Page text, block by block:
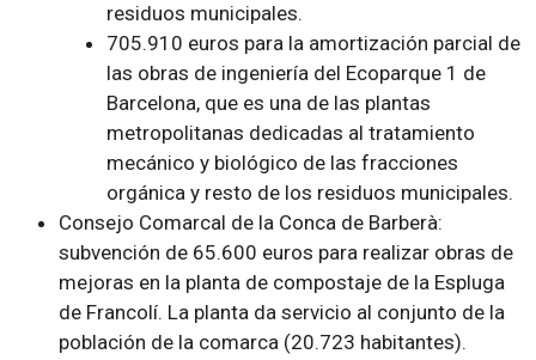
residuos municipales.
705.910 euros para la amortización parcial de
las obras de ingeniería del Ecoparque 1 de
Barcelona, que es una de las plantas
metropolitanas dedicadas al tratamiento
mecánico y biológico de las fracciones
orgánica y resto de los residuos municipales.
Consejo Comarcal de la Conca de Barberà:
subvención de 65.600 euros para realizar obras de
mejoras en la planta de compostaje de la Espluga
de Francolí. La planta da servicio al conjunto de la
población de la comarca (20.723 habitantes).